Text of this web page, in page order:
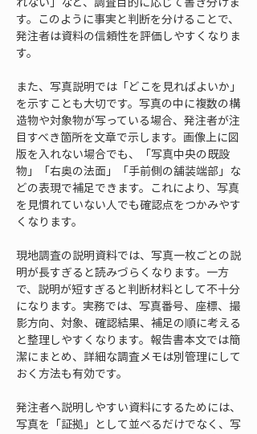
す。このように事実と判断を分けることで、
発注者は資料の信頼性を評価しやすくなりま
す。
また、写真説明では「どこを見ればよいか」
を示すことも大切です。写真の中に複数の構
造物や対象物が写っている場合、発注者が注
目すべき箇所を文章で示します。画像上に図
版を入れない場合でも、「写真中央の既設
物」「右奥の法面」「手前側の舗装端部」な
どの表現で補足できます。これにより、写真
を見慣れていない人でも確認点をつかみやす
くなります。
現地調査の説明資料では、写真一枚ごとの説
明が長すぎると読みづらくなります。一方
で、説明が短すぎると判断材料として不十分
になります。実務では、写真番号、座標、撮
影方向、対象、確認結果、補足の順に考える
と整理しやすくなります。報告書本文では簡
潔にまとめ、詳細な調査メモは別管理にして
おく方法も有効です。
発注者へ説明しやすい資料にするためには、
写真を「証拠」として並べるだけでなく、写